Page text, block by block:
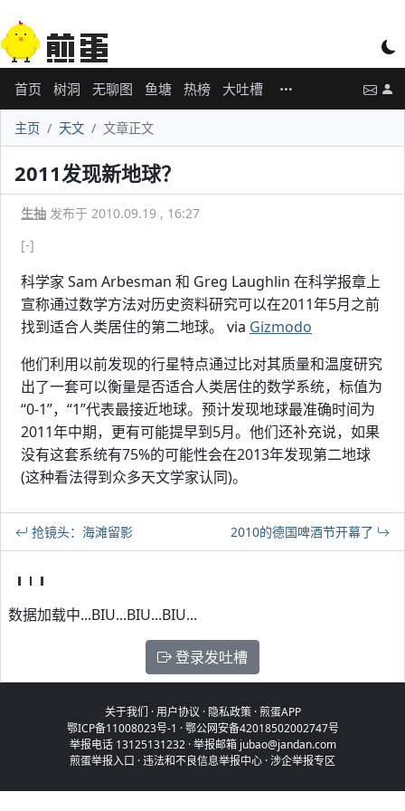
首页 树洞 无聊图 鱼塘 热榜 大吐槽
主页 天文 文章正文
2011发现新地球？
生抽 发布于 2010.09.19 , 16:27
[-]
科学家 Sam Arbesman 和 Greg Laughlin 在科学报章上
宣称通过数学方法对历史资料研究可以在2011年5月之前
找到适合人类居住的第二地球。 via Gizmodo
他们利用以前发现的行星特点通过比对其质量和温度研究
出了一套可以衡量是否适合人类居住的数学系统，标值为
“0-1”，“1”代表最接近地球。预计发现地球最准确时间为
2011年中期，更有可能提早到5月。他们还补充说，如果
没有这套系统有75%的可能性会在2013年发现第二地球
(这种看法得到众多天文学家认同)。
抢镜头：海滩留影 2010的德国啤酒节开幕了
数据加载中...BIU...BIU...BIU...
登录发吐槽
关于我们 ·用户协议 · 隐私政策·煎蛋APP
鄂ICP备11008023号-1 ·鄂公网安备42018502002747号
举报电话 13125131232 · 举报邮箱 jubao@jandan.com
煎蛋举报入口 ·违法和不良信息举报中心 ·涉企举报专区